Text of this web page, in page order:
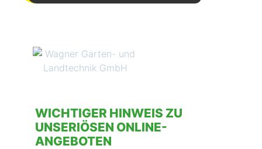
WICHTIGER HINWEIS ZU
UNSERIÖSEN ONLINE-
ANGEBOTEN